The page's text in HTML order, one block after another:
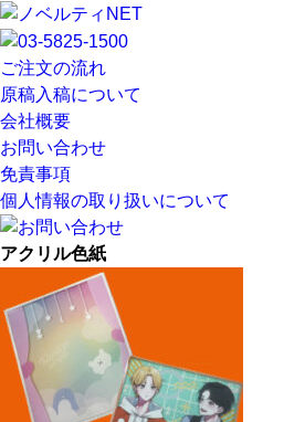
ご注文の流れ
原稿入稿について
会社概要
お問い合わせ
免責事項
個人情報の取り扱いについて
アクリル色紙